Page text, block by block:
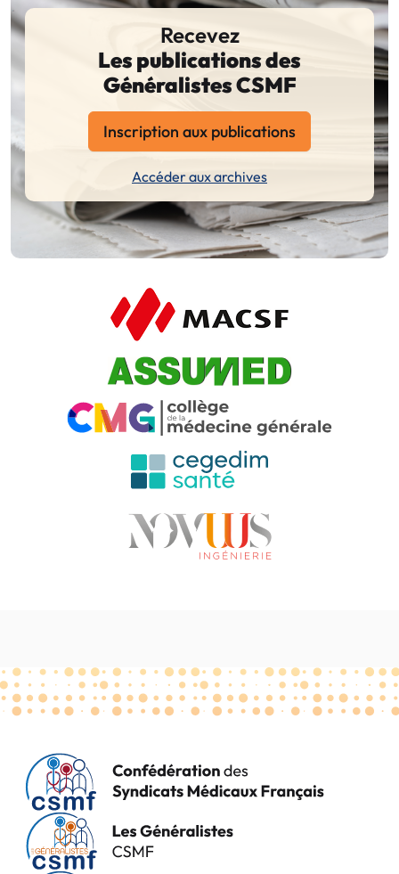
Recevez
Les publications des
Généralistes CSMF
Inscription aux publications
Accéder aux archives